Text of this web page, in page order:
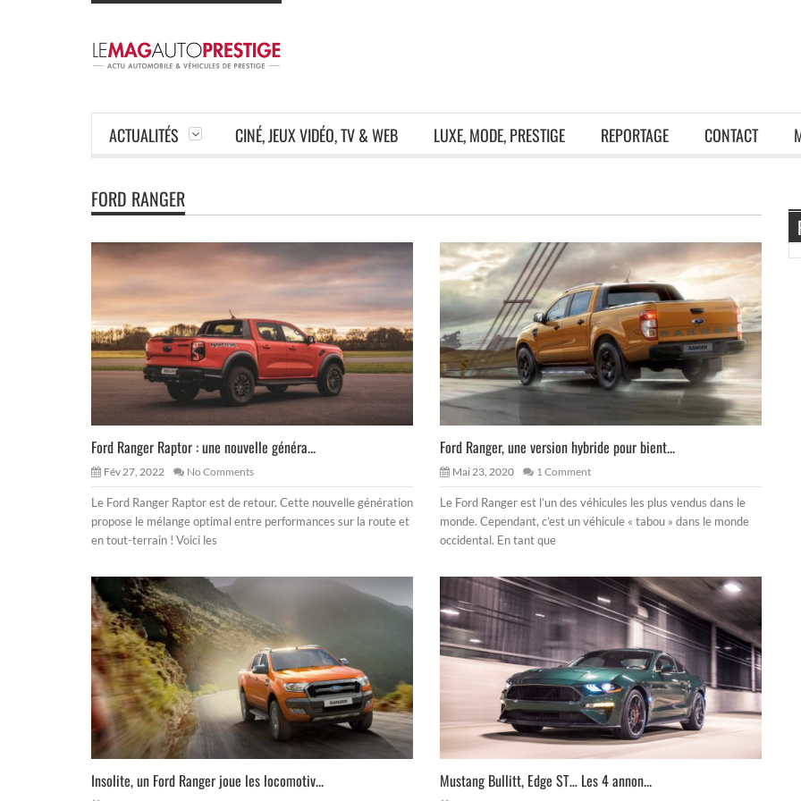
ACTUALITÉS CINÉ, JEUX VIDÉO, TV & WEB LUXE, MODE, PRESTIGE REPORTAGE CONTACT
FORD RANGER
Ford Ranger Raptor : une nouvelle généra...
Fév 27, 2022 No Comments
Le Ford Ranger Raptor est de retour. Cette nouvelle génération
propose le mélange optimal entre performances sur la route et
en tout-terrain ! Voici les
Ford Ranger, une version hybride pour bient...
Mai 23, 2020 1 Comment
Le Ford Ranger est l’un des véhicules les plus vendus dans le
monde. Cependant, c’est un véhicule « tabou » dans le monde
occidental. En tant que
Insolite, un Ford Ranger joue les locomotiv... Mustang Bullitt, Edge ST… Les 4 annon...